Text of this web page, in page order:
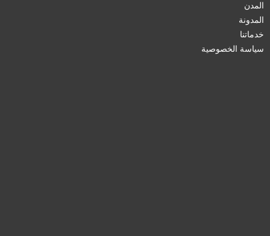
المدن
المدونة
خدماتنا
سياسة الخصوصية